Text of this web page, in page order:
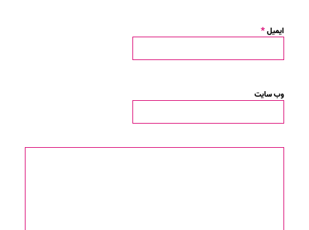
ایمیل*
وب‌ سایت